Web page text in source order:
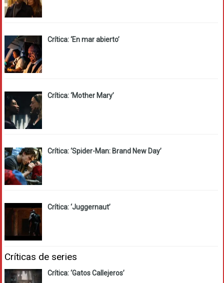
Crítica: ‘En mar abierto’
Crítica: ‘Mother Mary’
Crítica: ‘Spider-Man: Brand New Day’
Crítica: ‘Juggernaut’
Críticas de series
Crítica: ‘Gatos Callejeros’